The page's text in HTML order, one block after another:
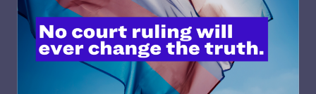
proof of their immigration status (40.8% vs. 11.4%).
Police searches and sex work:More than 21% of
Latinx participants who had face-to-face contact
with police reported that they were stopped or
contacted by the police under suspicion of being
engaged in sex work.